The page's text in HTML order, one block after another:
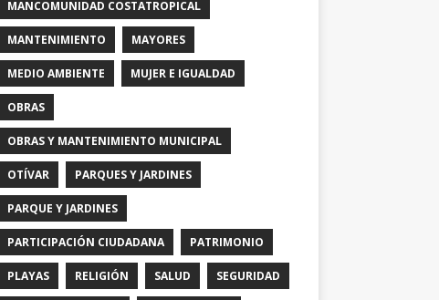
MANCOMUNIDAD COSTATROPICAL
MANTENIMIENTO MAYORES
MEDIO AMBIENTE MUJER E IGUALDAD
OBRAS
OBRAS Y MANTENIMIENTO MUNICIPAL
OTÍVAR PARQUES Y JARDINES
PARQUE Y JARDINES
PARTICIPACIÓN CIUDADANA PATRIMONIO
PLAYAS RELIGIÓN SALUD SEGURIDAD